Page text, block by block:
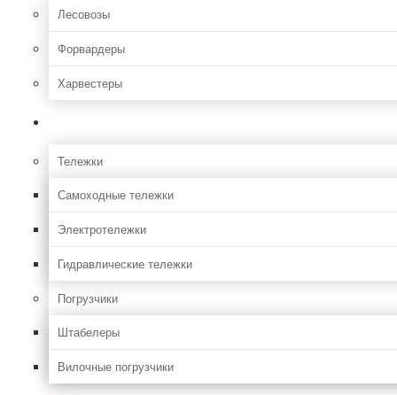
Лесовозы
Форвардеры
Харвестеры
Тележки
Самоходные тележки
Электротележки
Гидравлические тележки
Погрузчики
Штабелеры
Вилочные погрузчики